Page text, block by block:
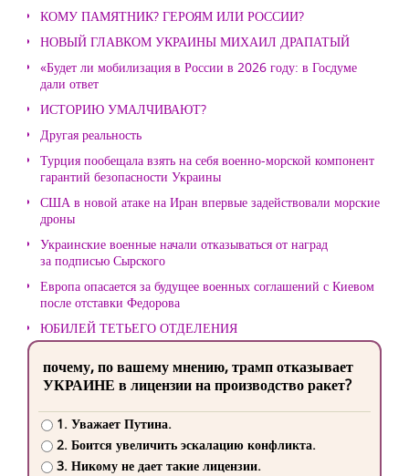
КОМУ ПАМЯТНИК? ГЕРОЯМ ИЛИ РОССИИ?
НОВЫЙ ГЛАВКОМ УКРАИНЫ МИХАИЛ ДРАПАТЫЙ
«Будет ли мобилизация в России в 2026 году: в Госдуме
дали ответ
ИСТОРИЮ УМАЛЧИВАЮТ?
Другая реальность
Турция пообещала взять на себя военно-морской компонент
гарантий безопасности Украины
США в новой атаке на Иран впервые задействовали морские
дроны
Украинские военные начали отказываться от наград
за подписью Сырского
Европа опасается за будущее военных соглашений с Киевом
после отставки Федорова
ЮБИЛЕЙ ТЕТЬЕГО ОТДЕЛЕНИЯ
почему, по вашему мнению, трамп отказывает
УКРАИНЕ в лицензии на производство ракет?
1. Уважает Путина.
2. Боится увеличить эскалацию конфликта.
3. Никому не дает такие лицензии.